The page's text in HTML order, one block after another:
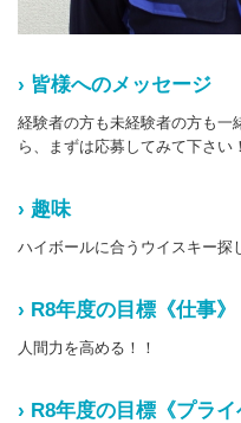
› 皆様へのメッセージ
経験者の方も未経験者の方も一
ら、まずは応募してみて下さい！
› 趣味
ハイボールに合うウイスキー探
› R8年度の目標《仕事》
人間力を高める！！
› R8年度の目標《プライ